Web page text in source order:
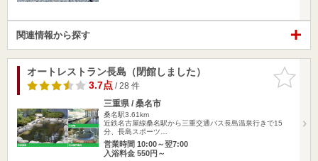
関連情報から探す
お気に入
りに追加
オートレストラン長島（閉館しました）
3.7点/ 28 件
三重県 / 桑名市
桑名駅3.61km
近鉄名古屋線桑名駅から三重交通バス長島温泉行きで15
分、長島スポーツ…
営業時間 10:00～翌7:00
入浴料金 550円～